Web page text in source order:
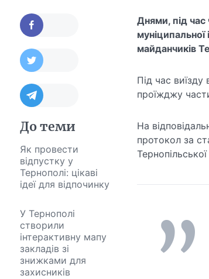
До теми
Як провести
відпустку у
Тернополі: цікаві
ідеї для відпочинку
У Тернополі
створили
інтерактивну мапу
закладів зі
знижками для
захисників
Днями, під час
майданчиків
Під час
проїжджу
На
протокол за